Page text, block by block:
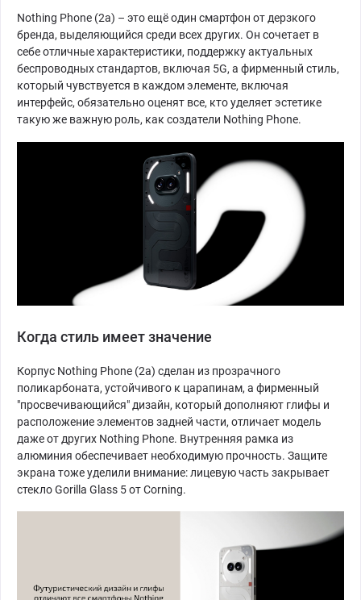
Nothing Phone (2a) – это ещё один смартфон от дерзкого
бренда, выделяющийся среди всех других. Он сочетает в
себе отличные характеристики, поддержку актуальных
беспроводных стандартов, включая 5G, а фирменный стиль,
который чувствуется в каждом элементе, включая
интерфейс, обязательно оценят все, кто уделяет эстетике
такую же важную роль, как создатели Nothing Phone.
Когда стиль имеет значение
Корпус Nothing Phone (2a) сделан из прозрачного
поликарбоната, устойчивого к царапинам, а фирменный
"просвечивающийся" дизайн, который дополняют глифы и
расположение элементов задней части, отличает модель
даже от других Nothing Phone. Внутренняя рамка из
алюминия обеспечивает необходимую прочность. Защите
экрана тоже уделили внимание: лицевую часть закрывает
стекло Gorilla Glass 5 от Corning.